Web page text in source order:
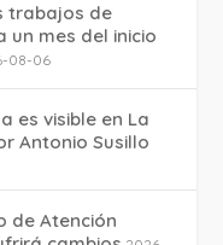
trabajos de
un mes del inicio
08-06
es visible en La
Antonio Susillo
de Atención